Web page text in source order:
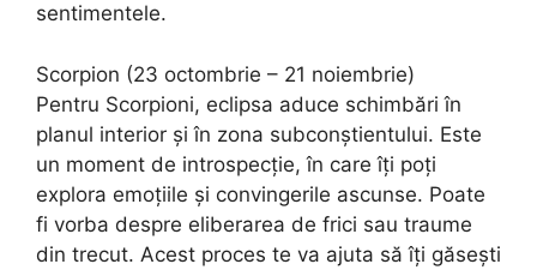
sentimentele.
Scorpion (23 octombrie – 21 noiembrie)
Pentru Scorpioni, eclipsa aduce schimbări în
planul interior și în zona subconștientului. Este
un moment de introspecție, în care îți poți
explora emoțiile și convingerile ascunse. Poate
fi vorba despre eliberarea de frici sau traume
din trecut. Acest proces te va ajuta să îți găsești